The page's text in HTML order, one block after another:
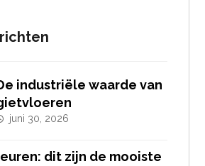
industriële waarde van
juni 30, 2026
dit zijn de mooiste